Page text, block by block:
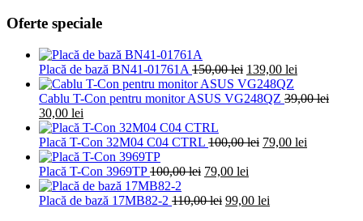
Oferte speciale
Placă de bază BN41-01761A 150,00lei Prețul
inițial
a
139,00 lei
este:
Cablu T-Con pentru monitor ASUS VG248QZ 39,00lei
Prețul
inițial
a
fost:
39,00 lei.
30,00 lei
curent
este:
30,00 lei.
Placă T-Con 32M04 C04 CTRL 100,00lei Prețul
100,00 lei.
79,00 lei
Placă T-Con 3969TP100,00lei Prețul
a
79,00 lei
este:
Placă de bază 17MB82-2 110,00lei Prețul
99,00 lei